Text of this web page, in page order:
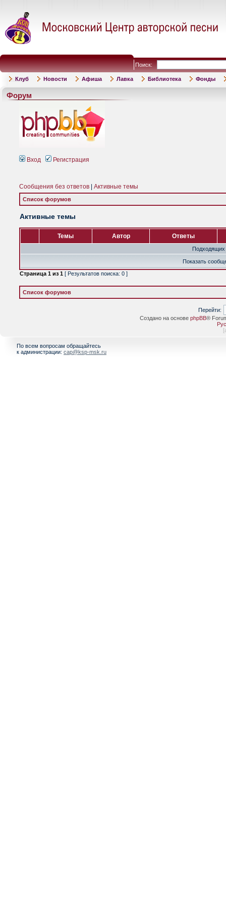
Поиск:
Клуб Новости Афиша Лавка Библиотека Фонды
Форум
Вход Регистрация
Сообщения без ответов Активные темы
Список форумов
Активные темы
Темы Автор Ответы
Подходящих
Показать
Страница 1 из 1 [ Результатов поиска: 0 ]
Список форумов
Перейти:
Создано на основе phpBB®
[
По всем вопросам обращайтесь
к администрации: cap@ksp-msk.ru